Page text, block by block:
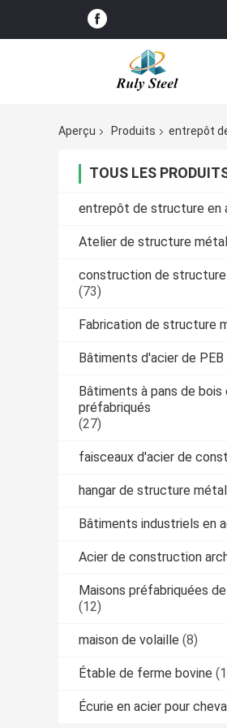
Aperçu
Produits entrepôt
TOUS LES
entrepôt de structure en
Atelier de structure
construction de
(73)
Fabrication de structure
Bâtiments d'acier de PEB
Bâtiments à pans de bois
préfabriqués
(27)
faisceaux d'acier de
hangar de structure
Bâtiments industriels en
Acier de construction
Maisons préfabriquées
(12)
maison de volaille (8)
Étable de ferme bovine
Écurie en acier pour